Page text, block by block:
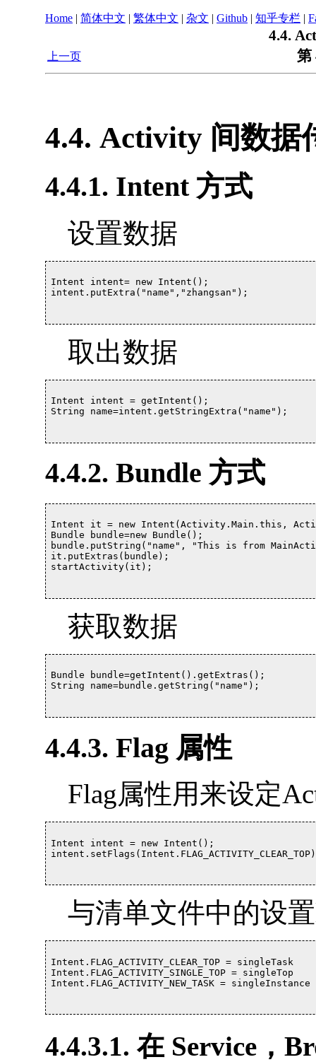
Home | 简体中文 | 繁体中文 | 杂文 | Github | 知乎专栏 |
4.4.
上一页 第
4.4. Activity 间数据
4.4.1. Intent 方式
设置数据
Intent intent= new Intent();
intent.putExtra("name","zhangsan");
取出数据
Intent intent = getIntent();
String name=intent.getStringExtra("name");
4.4.2. Bundle 方式
Intent it = new Intent(Activity.Main.this,
Bundle bundle=new Bundle();
bundle.putString("name", "This is from
it.putExtras(bundle);
startActivity(it);
获取数据
Bundle bundle=getIntent().getExtras();
String name=bundle.getString("name");
4.4.3. Flag 属性
Flag属性用来设定
Intent intent = new Intent();
与清单文件中的设
Intent.FLAG_ACTIVITY_CLEAR_TOP = singleTask
Intent.FLAG_ACTIVITY_SINGLE_TOP = singleTop
Intent.FLAG_ACTIVITY_NEW_TASK = singleInstance
4.4.3.1. 在 Service，